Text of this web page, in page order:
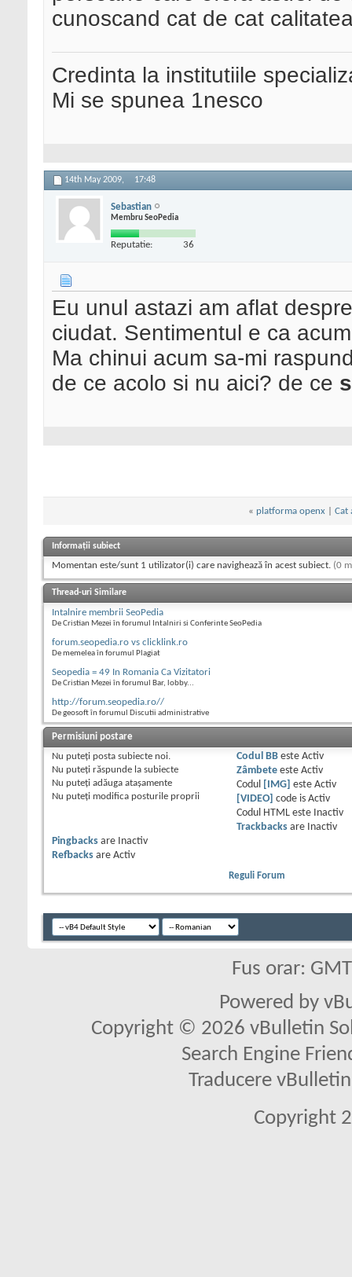
cunoscand cat de cat
Credinta la institutiile
Mi se spunea 1nesco
14th May 2009, 17:48
Sebastian
Membru SeoPedia
Reputatie: 36
Eu unul astazi am aflat
ciudat. Sentimentul e ca
Ma chinui acum sa-mi
de ce acolo si nu aici? de ce
« platforma openx Cat
Informații subiect
Momentan este/sunt 1 utilizator(i) care navighează în acest subiect. (0
Thread-uri Similare
Intalnire membrii SeoPedia
De Cristian Mezei în forumul Intalniri si Conferinte SeoPedia
forum.seopedia.ro vs clicklink.ro
De memelea în forumul Plagiat
Seopedia = 49 In Romania Ca Vizitatori
De Cristian Mezei în forumul Bar, lobby...
http://forum.seopedia.ro//
De geosoft în forumul Discutii administrative
Permisiuni postare
Nu puteţi posta subiecte noi.
Nu puteţi răspunde la subiecte
Nu puteţi adăuga ataşamente
Nu puteţi modifica posturile proprii
Codul BBeste Activ
Zâmbeteeste Activ
Codul
[IMG] este Activ
[VIDEO] code is Activ
Codul HTML este
Inactiv
Trackbacksare
Inactiv
Pingbacks are
Inactiv
Refbacks are Activ
Reguli Forum
Fus orar:
Powered by
Copyright © 2026 vBulletin
Search Engine
Traducere
Copyright